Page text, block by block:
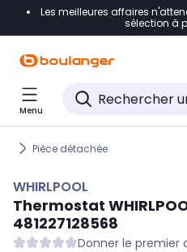
Accéder directement à la
Accéder directement au
Accéder directement au
Les meilleures affaires
sélection à
Menu
Pièce détachée
WHIRLPOOL
Thermostat
481227128568
Donner le premier